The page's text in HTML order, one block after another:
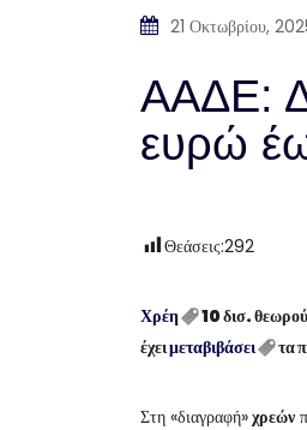
21 Οκτωβρίου,
ΑΑΔΕ:
ευρώ
Θεάσεις:292
Χρέη 10 δισ.
έχειμεταβιβάσει τα
Στη «διαγραφή»χρεών